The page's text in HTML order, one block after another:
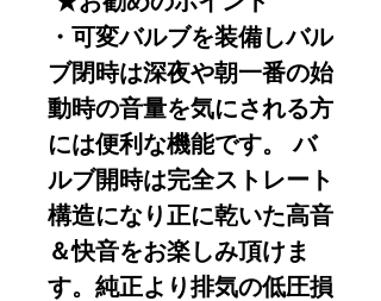
・可変バルブを装備しバル
ブ閉時は深夜や朝一番の始
動時の音量を気にされる方
には便利な機能です。 バ
ルブ開時は完全ストレート
構造になり正に乾いた高音
＆快音をお楽しみ頂けま
す。純正より排気の低圧損